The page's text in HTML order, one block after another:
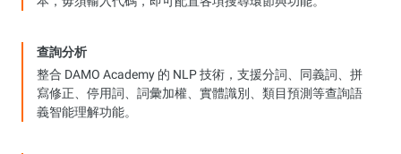
查詢分析
整合 DAMO Academy 的 NLP 技術，支援分詞、同義詞、拼
寫修正、停用詞、詞彙加權、實體識別、類目預測等查詢語
義智能理解功能。